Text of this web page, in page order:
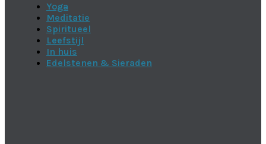
Yoga
Meditatie
Spiritueel
Leefstijl
In huis
Edelstenen & Sieraden